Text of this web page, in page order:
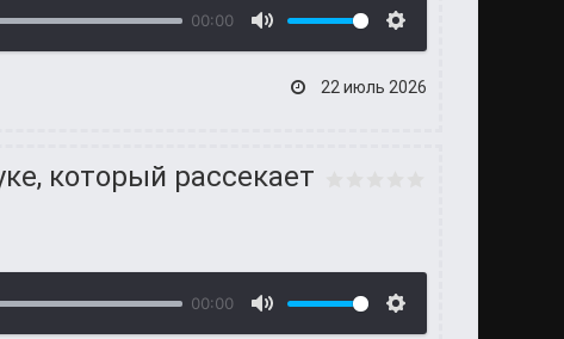
00:00
22 июль 2026
который рассекает
00:00